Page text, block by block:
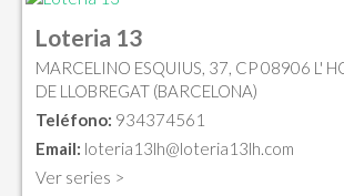
Loteria 13
MARCELINO ESQUIUS, 37, CP 08906 L'
DE LLOBREGAT (BARCELONA)
Teléfono: 934374561
Email: loteria13lh@loteria13lh.com
Ver series >